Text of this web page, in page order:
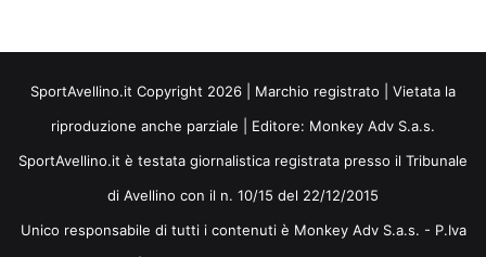
SportAvellino.it Copyright 2026 | Marchio registrato | Vietata la
riproduzione anche parziale | Editore: Monkey Adv S.a.s.
SportAvellino.it è testata giornalistica registrata presso il Tribunale
di Avellino con il n. 10/15 del 22/12/2015
Unico responsabile di tutti i contenuti è Monkey Adv S.a.s. - P.Iva